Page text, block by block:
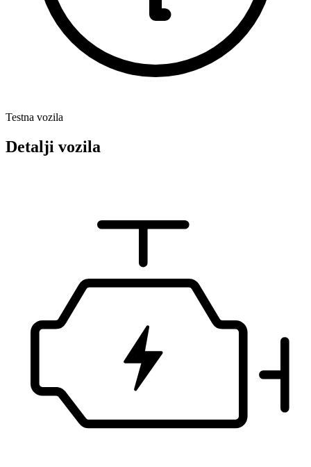
Testna vozila
Detalji vozila